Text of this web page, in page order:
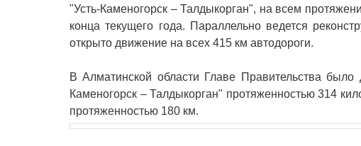
"Усть-Каменогорск – Талдыкорган", на всем
конца текущего года. Параллельно ведется
открыто движение на всех 415 км автодороги.
В Алматинской области Главе Правительства было
Каменогорск – Талдыкорган" протяженностью 314
протяженностью 180 км.